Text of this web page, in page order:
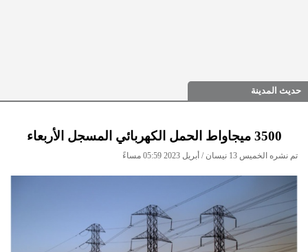
حديث المدينة
3500 ميجاواط الحمل الكهربائي المسجل الأربعاء
تم نشره الخميس 13 نيسان / أبريل 2023 05:59 مساءً